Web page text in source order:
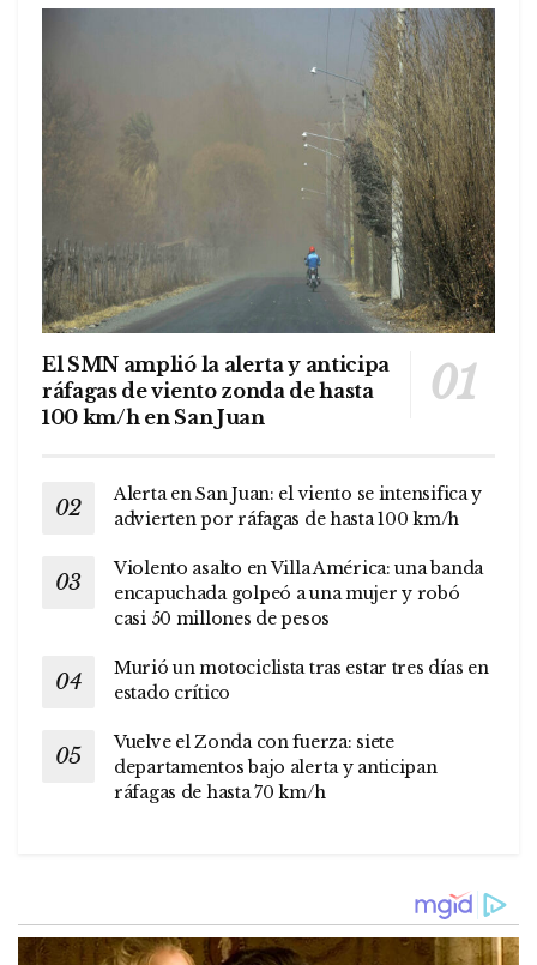
El SMN amplió la alerta y anticipa
ráfagas de viento zonda de hasta
100 km/h en San Juan
Alerta en San Juan: el viento se intensifica y
advierten por ráfagas de hasta 100 km/h
Violento asalto en Villa América: una banda
encapuchada golpeó a una mujer y robó
casi 50 millones de pesos
Murió un motociclista tras estar tres días en
estado crítico
Vuelve el Zonda con fuerza: siete
departamentos bajo alerta y anticipan
ráfagas de hasta 70 km/h